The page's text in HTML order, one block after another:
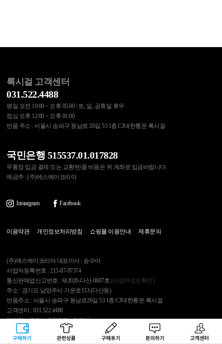
구매하기 관련상품 상품후기 문의하기 고객센터
록시걸 고객센터
031.522.4488
평일 오전 10:00 ~ 오후 05:00 / 토, 일, 공휴일 휴무
점심 오후 12:00 ~ 오후 01:00
반품 주소 : 서울시 송파구 동남로 20길 53 1층 CJ대한통운 록시걸
국민은행 515537.01.017828
무통장 입금 결제 또는 교환/반품 비용은 위 계좌로 입금바랍니다.
예금주 : (주)에스에이코리아
Instargram Facebook
이용약관 개인정보처리방침 쇼핑몰 이용안내 제휴문의
(주)에스에이코리아 대표이사 : 송수아
사업자등록번호 : 215-87-97374
통신판매업신고번호 : 제2020-다산-0607호 [사업자정보확인]
주소 : 경기도 남양주시 가운로153 (다산동)
반품주소 : 서울시 송파구 동남로20길 53 1층 CJ대한통운 록시걸
고객센터 : 031.522.4488
개인정보관리보호책임자 : 김영석
Copyright 2007 Roxygirl.tv Inc. All rights reserved.